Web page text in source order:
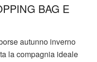
BAG E
autunno inverno
la compagnia ideale